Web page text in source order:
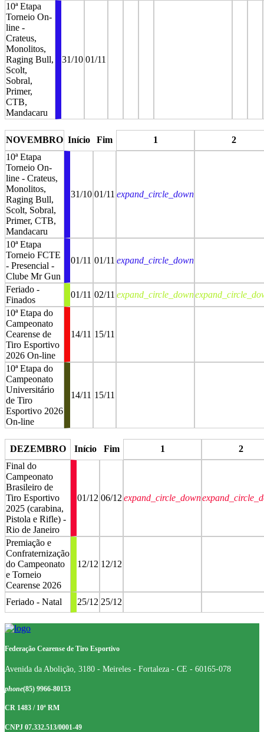
10ª Etapa
Torneio On-
line -
Crateus,
Monolitos,
Raging Bull,
Scolt,
Sobral,
Primer,
CTB,
Mandacaru
31/10 01/11
NOVEMBRO Início Fim 1
2
10ª Etapa
Torneio On-
line - Crateus,
Monolitos,
Raging Bull,
Scolt, Sobral,
Primer, CTB,
Mandacaru
31/10 01/11 expand_circle_down
10ª Etapa
Torneio FCTE
- Presencial -
Clube Mr Gun
01/11 01/11 expand_circle_down
Feriado -
Finados
01/11 02/11 expand_circle_down
10ª Etapa do
Campeonato
Cearense de
Tiro Esportivo
2026 On-line
14/11 15/11
10ª Etapa do
Campeonato
Universitário
de Tiro
Esportivo 2026
On-line
14/11 15/11
DEZEMBRO
Início Fim 1
2
Final do
Campeonato
Brasileiro de
Tiro Esportivo
2025 (carabina,
Pistola e Rifle) -
Rio de Janeiro
01/12 06/12 expand_circle_down
Premiação e
Confraternização
do Campeonato
e Torneio
Cearense 2026
12/12 12/12
Feriado - Natal 25/12 25/12
Federação Cearense de Tiro Esportivo
Avenida da Abolição, 3180 - Meireles - Fortaleza - CE - 60165-078
phone(85) 9966-80153
CR 1483 / 10ª RM
CNPJ 07.332.513/0001-49